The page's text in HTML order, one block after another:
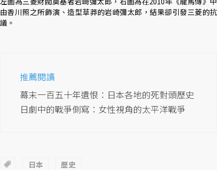
由香川照之所飾演、造型草莽的岩崎彌太郎，結果卻引發三菱的抗
議。
推薦閱讀
幕末一百五十年遺恨：日本各地的死對頭歷史
日劇中的戰爭側寫：女性視角的太平洋戰爭
日本 歷史